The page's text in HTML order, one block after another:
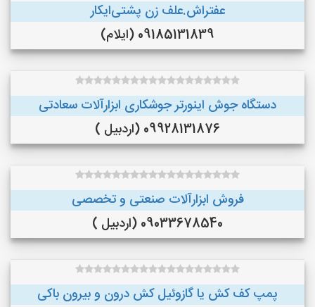
عفتراش.علف زن پشتی‌ایکار
09185131839 (ایلام)
دستگاه جوش اینورتر جوشکاری ابزارآلات سعادتی
09928131876 (اردبیل )
فروش ابزارآلات صنعتی و تخصصی
09033678540 (اردبیل )
پمپ کف کش یا گازوئیل کش درون و بیرون باکی